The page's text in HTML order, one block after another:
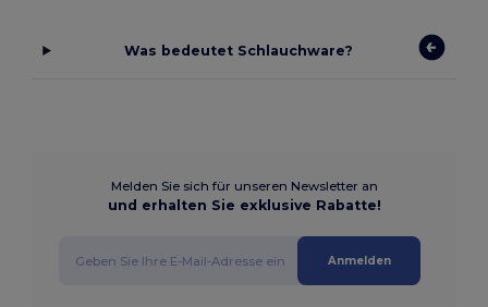
Was bedeutet Schlauchware?
Melden Sie sich für unseren Newsletter an
und erhalten Sie exklusive Rabatte!
Anmelden